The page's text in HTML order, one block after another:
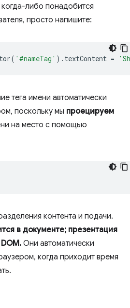
либо понадобится
просто напишите:
( '#nameTag' ). textContent =
тега имени автоматически
поскольку мы проецируем
на место с помощью
контента и подачи.
в документе; презентация
Они автоматически
когда приходит время